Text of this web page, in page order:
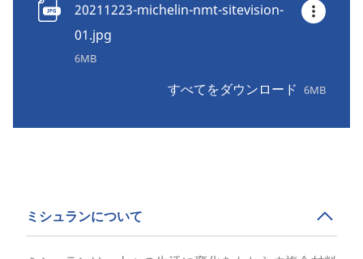
20211223-michelin-nmt-sitevision-
01.jpg
6MB
すべてをダウンロード 6MB
ミシュランについて